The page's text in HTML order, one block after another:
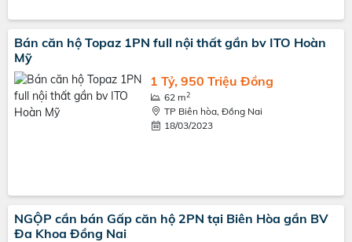
Bán căn hộ Topaz 1PN full nội thất gần bv ITO Hoàn
Mỹ
1 Tỷ, 950 Triệu Đồng
62 m2
TP Biên hòa, Đồng Nai
18/03/2023
NGỘP cần bán Gấp căn hộ 2PN tại Biên Hòa gần BV
Đa Khoa Đồng Nai